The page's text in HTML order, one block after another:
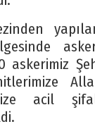
askerimiz
acil